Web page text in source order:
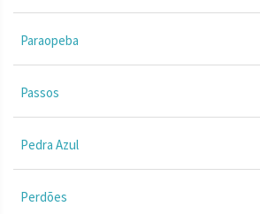
Paraopeba
Passos
Pedra Azul
Perdões